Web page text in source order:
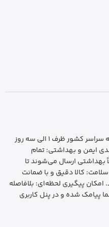
ارسال سریع و فوری: ارسال سفارشات به سراسر کشور ظرف 1 الی سه روز
ایمن و بهداشتی: تمام
بهداشتی ارسال می‌شوند تا
کالا دقیق و با ضمانت
پیگیری لحظه‌ای: بلافاصله
پیامک شده و در پنل کاربری